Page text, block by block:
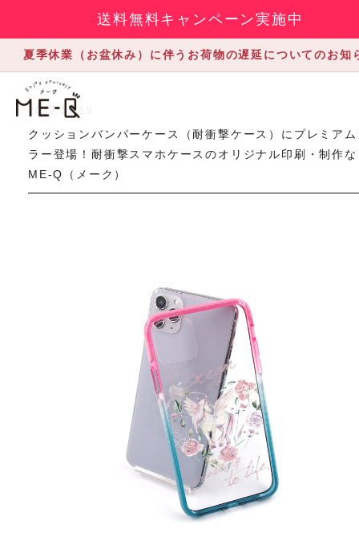
送料無料キャンペーン実施中
夏季休業（お盆休み）に伴うお荷物の遅延についてのお知
2019.11.19
クッションバンパーケース（耐衝撃ケース）にプレミア
ラー登場！耐衝撃スマホケースのオリジナル印刷・制作
ME-Q（メーク）